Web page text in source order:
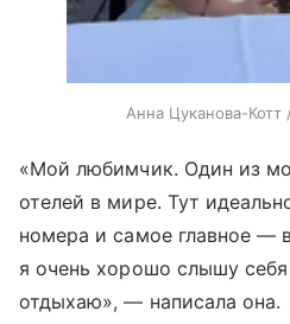
Анна Цуканова-Котт
«Мой любимчик. Один из
отелей в мире. Тут
номера и самое главное —
я очень хорошо слышу
отдыхаю», — написала она.